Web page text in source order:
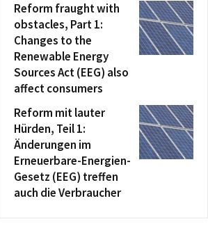
Reform fraught with
obstacles, Part 1:
Changes to the
Renewable Energy
Sources Act (EEG) also
affect consumers
Reform mit lauter
Hürden, Teil 1:
Änderungen im
Erneuerbare-Energien-
Gesetz (EEG) treffen
auch die Verbraucher